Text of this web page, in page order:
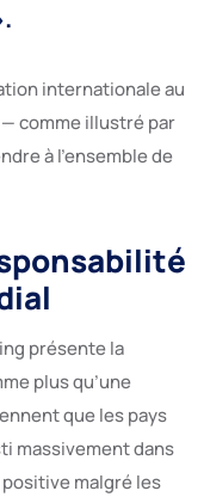
internationale au
comme illustré par
à l’ensemble de
présente la
plus qu’une
que les pays
massivement dans
malgré les